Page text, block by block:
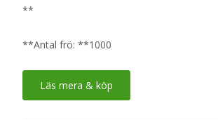
**
**Antal frö: **1000
Läs mera & köp